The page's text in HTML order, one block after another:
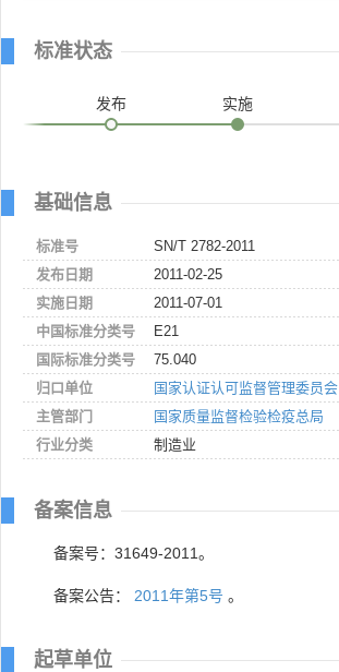
标准状态
发布 实施
基础信息
标准号
SN/T 2782-2011
发布日期
2011-02-25
实施日期
2011-07-01
中国标准分类号
E21
国际标准分类号
75.040
归口单位
国家认证认可监督管理委员会
主管部门
国家质量监督检验检疫总局
行业分类
制造业
备案信息
备案号：31649-2011。
备案公告： 2011年第5号 。
起草单位